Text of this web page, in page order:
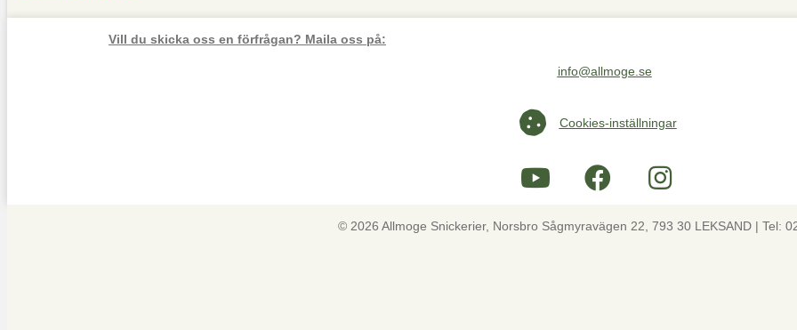
Vill du skicka oss en förfrågan? Maila oss på:
Maila oss på info@allmoge.se
info@allmoge.se
Cookies-inställningar
Cookies-inställningar
© 2026 Allmoge Snickerier, Norsbro Sågmyravägen 22, 793 30 LEKSAND | Tel: